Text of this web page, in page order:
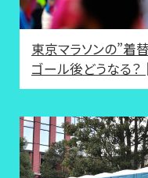
東京マラソンの”着
ゴール後どうなる